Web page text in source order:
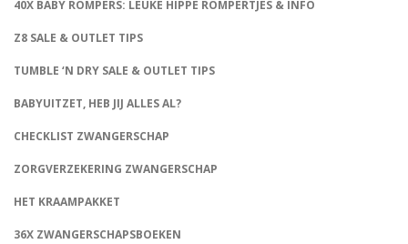
40X BABY ROMPERS: LEUKE HIPPE ROMPERTJES & INFO
Z8 SALE & OUTLET TIPS
TUMBLE ‘N DRY SALE & OUTLET TIPS
BABYUITZET, HEB JIJ ALLES AL?
CHECKLIST ZWANGERSCHAP
ZORGVERZEKERING ZWANGERSCHAP
HET KRAAMPAKKET
36X ZWANGERSCHAPSBOEKEN